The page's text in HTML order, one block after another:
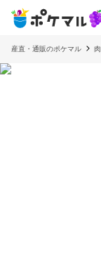
産直・通販のポケマル 肉